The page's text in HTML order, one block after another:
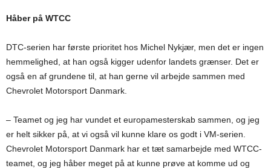
Håber på WTCC
DTC-serien har første prioritet hos Michel Nykjær, men det er ingen
hemmelighed, at han også kigger udenfor landets grænser. Det er
også en af grundene til, at han gerne vil arbejde sammen med
Chevrolet Motorsport Danmark.
– Teamet og jeg har vundet et europamesterskab sammen, og jeg
er helt sikker på, at vi også vil kunne klare os godt i VM-serien.
Chevrolet Motorsport Danmark har et tæt samarbejde med WTCC-
teamet, og jeg håber meget på at kunne prøve at komme ud og